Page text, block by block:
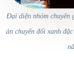
Đại diện nhóm
án chuyển đổi xanh